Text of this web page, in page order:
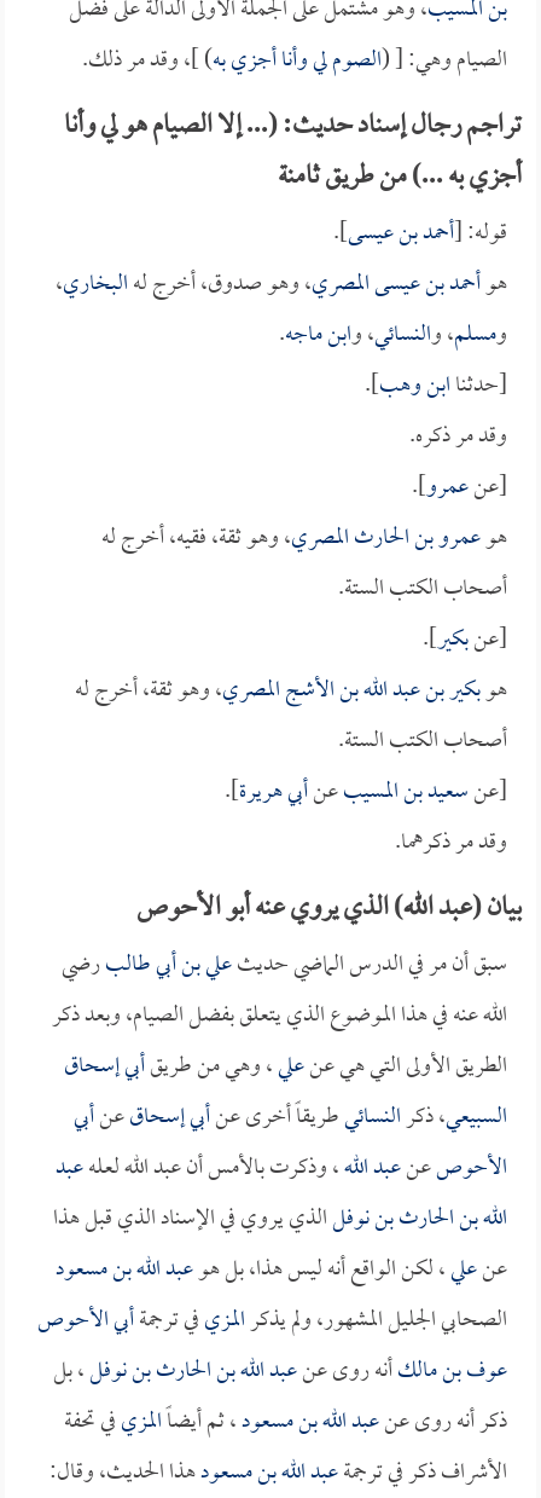
بن المسيب، وهو مشتمل على الجملة الأولى الدالة على فضل
الصيام وهي: [ (الصوم لي وأنا أجزي به) ]، وقد مر ذلك.
تراجم رجال إسناد حديث: (... إلا الصيام هو لي وأنا
أجزي به ...) من طريق ثامنة
قوله: [أحمد بن عيسى].
هوأحمد بن عيسى المصري، وهو صدوق، أخرج لهالبخاري،
ومسلم، والنسائي، وابن ماجه.
[حدثناابن وهب].
وقد مر ذكره.
[عنعمرو].
هوعمرو بن الحارث المصري، وهو ثقة، فقيه، أخرج له
أصحاب الكتب الستة.
[عنبكير].
هوبكير بن عبد الله بن الأشج المصري، وهو ثقة، أخرج له
أصحاب الكتب الستة.
[عنسعيد بن المسيبعنأبي هريرة].
وقد مر ذكرهما.
بيان (عبد الله) الذي يروي عنه أبو الأحوص
سبق أن مر في الدرس الماضي حديثعلي بن أبي طالبرضي
الله عنه في هذا الموضوع الذي يتعلق بفضل الصيام، وبعد ذكر
الطريق الأولى التي هي عنعلي، وهي من طريقأبي إسحاق
السبيعي، ذكرالنسائيطريقاً أخرى عنأبي إسحاقعنأبي
الأحوصعنعبد الله، وذكرت بالأمس أن عبد الله لعلهعبد
الله بن الحارث بن نوفلالذي يروي في الإسناد الذي قبل هذا
عنعلي، لكن الواقع أنه ليس هذا، بل هوعبد الله بن مسعود
الصحابي الجليل المشهور، ولم يذكرالمزيفي ترجمةأبي الأحوص
عوف بن مالكأنه روى عنعبد الله بن الحارث بن نوفل، بل
ذكر أنه روى عنعبد الله بن مسعود، ثم أيضاًالمزيفي تحفة
الأشراف ذكر في ترجمةعبد الله بن مسعودهذا الحديث، وقال: